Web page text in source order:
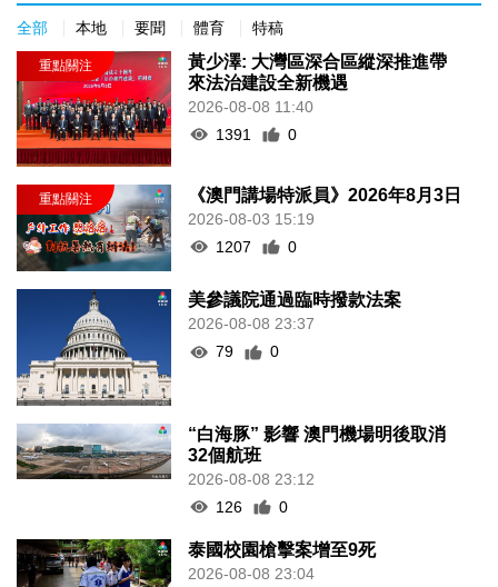
全部 本地 要聞 體育 特稿
黃少澤: 大灣區深合區縱深推進帶
來法治建設全新機遇
2026-08-08 11:40
1391
0
《澳門講場特派員》2026年8月3日
2026-08-03 15:19
1207
0
美參議院通過臨時撥款法案
2026-08-08 23:37
79
0
“白海豚” 影響 澳門機場明後取消
32個航班
2026-08-08 23:12
126
0
泰國校園槍擊案增至9死
2026-08-08 23:04